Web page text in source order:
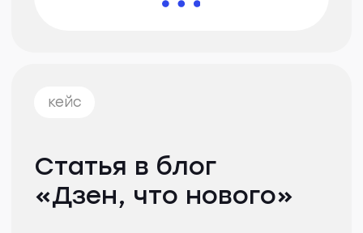
Про натуральное
питание
Клиентам
Авторам